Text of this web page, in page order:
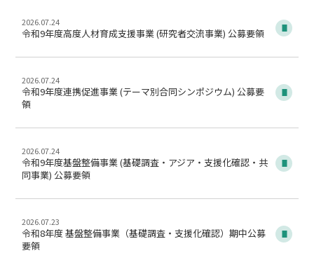
2026.07.24
令和9年度高度人材育成支援事業 (研究者交流事業) 公募要領
2026.07.24
令和9年度連携促進事業 (テーマ別合同シンポジウム) 公募要
領
2026.07.24
令和9年度基盤整備事業 (基礎調査・アジア・支援化確認・共
同事業) 公募要領
2026.07.23
令和8年度 基盤整備事業（基礎調査・支援化確認）期中公募
要領